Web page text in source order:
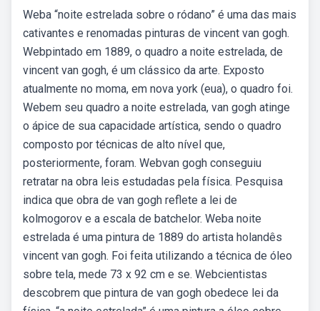
Weba “noite estrelada sobre o ródano” é uma das mais
cativantes e renomadas pinturas de vincent van gogh.
Webpintado em 1889, o quadro a noite estrelada, de
vincent van gogh, é um clássico da arte. Exposto
atualmente no moma, em nova york (eua), o quadro foi.
Webem seu quadro a noite estrelada, van gogh atinge
o ápice de sua capacidade artística, sendo o quadro
composto por técnicas de alto nível que,
posteriormente, foram. Webvan gogh conseguiu
retratar na obra leis estudadas pela física. Pesquisa
indica que obra de van gogh reflete a lei de
kolmogorov e a escala de batchelor. Weba noite
estrelada é uma pintura de 1889 do artista holandês
vincent van gogh. Foi feita utilizando a técnica de óleo
sobre tela, mede 73 x 92 cm e se. Webcientistas
descobrem que pintura de van gogh obedece lei da